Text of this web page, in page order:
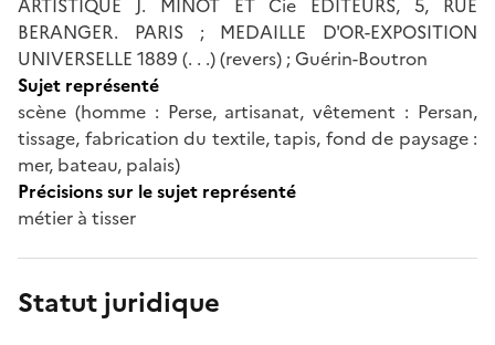
BERANGER. PARIS ; MEDAILLE D'OR-EXPOSITION
UNIVERSELLE 1889 (. . .) (revers) ; Guérin-Boutron
Sujet représenté
scène (homme : Perse, artisanat, vêtement : Persan,
tissage, fabrication du textile, tapis, fond de paysage :
mer, bateau, palais)
Précisions sur le sujet représenté
métier à tisser
Statut juridique